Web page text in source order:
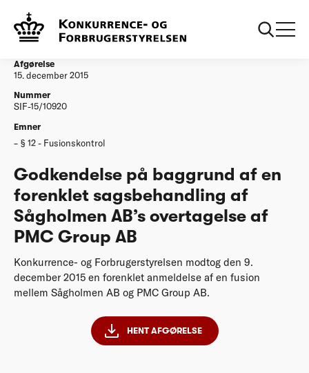
Afgørelser
AB overtagelse af PMC Group AB
Afgørelse
15. december 2015
Nummer
SIF-15/10920
Emner
§ 12 - Fusionskontrol
Godkendelse på baggrund af en
forenklet sagsbehandling af
Sågholmen AB’s overtagelse af
PMC Group AB
Konkurrence- og Forbrugerstyrelsen modtog den 9.
december 2015 en forenklet anmeldelse af en fusion
mellem Sågholmen AB og PMC Group AB.
HENT AFGØRELSE